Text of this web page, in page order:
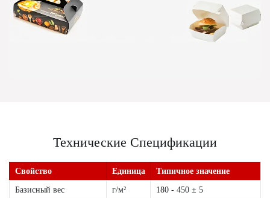
Технические Спецификации
Свойство Единица Типичное значение
Базисный вес г/м²
180 - 450 ± 5